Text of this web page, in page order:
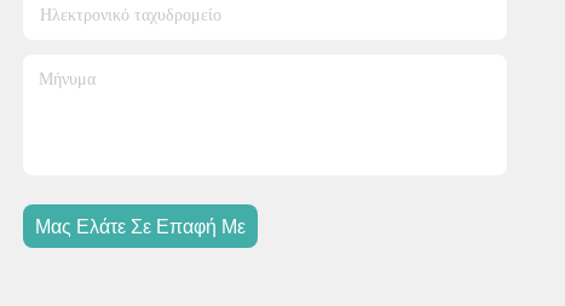
Μας Ελάτε Σε Επαφή Με